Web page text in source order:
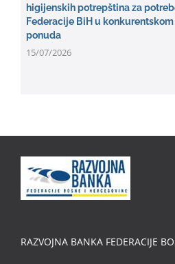
higijenskih potrepština za
Federacije BiH u
ponuda
15/07/2026
RAZVOJNA BANKA FEDERACIJE